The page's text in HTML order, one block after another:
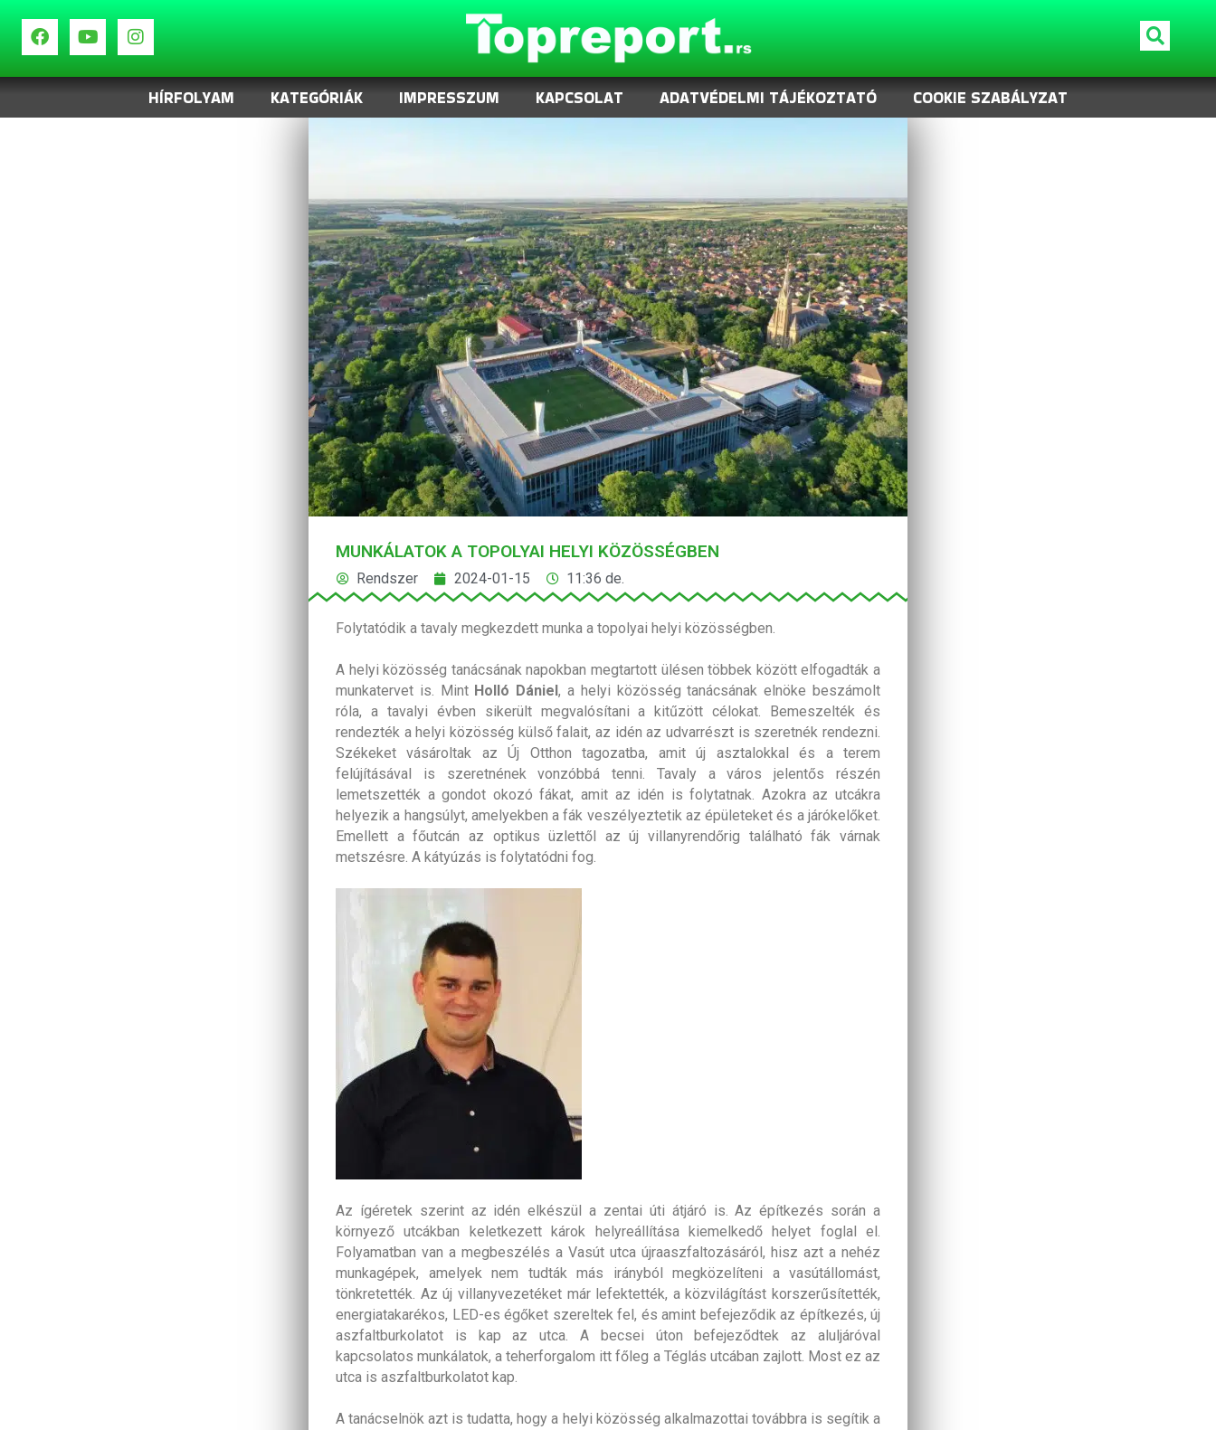
HÍRFOLYAM KATEGÓRIÁK IMPRESSZUM KAPCSOLAT ADATVÉDELMI TÁJÉKOZTATÓ COOKIE SZABÁLYZAT
MUNKÁLATOK A TOPOLYAI HELYI KÖZÖSSÉGBEN
Rendszer 2024-01-15 11:36 de.
Folytatódik a tavaly megkezdett munka a topolyai helyi közösségben.
A helyi közösség tanácsának napokban megtartott ülésen többek között elfogadták a
munkatervet is. Mint Holló Dániel, a helyi közösség tanácsának elnöke beszámolt
róla, a tavalyi évben sikerült megvalósítani a kitűzött célokat. Bemeszelték és
rendezték a helyi közösség külső falait, az idén az udvarrészt is szeretnék rendezni.
Székeket vásároltak az Új Otthon tagozatba, amit új asztalokkal és a terem
felújításával is szeretnének vonzóbbá tenni. Tavaly a város jelentős részén
lemetszették a gondot okozó fákat, amit az idén is folytatnak. Azokra az utcákra
helyezik a hangsúlyt, amelyekben a fák veszélyeztetik az épületeket és a járókelőket.
Emellett a főutcán az optikus üzlettől az új villanyrendőrig található fák várnak
metszésre. A kátyúzás is folytatódni fog.
Az ígéretek szerint az idén elkészül a zentai úti átjáró is. Az építkezés során a
környező utcákban keletkezett károk helyreállítása kiemelkedő helyet foglal el.
Folyamatban van a megbeszélés a Vasút utca újraaszfaltozásáról, hisz azt a nehéz
munkagépek, amelyek nem tudták más irányból megközelíteni a vasútállomást,
tönkretették. Az új villanyvezetéket már lefektették, a közvilágítást korszerűsítették,
energiatakarékos, LED-es égőket szereltek fel, és amint befejeződik az építkezés, új
aszfaltburkolatot is kap az utca. A becsei úton befejeződtek az aluljáróval
kapcsolatos munkálatok, a teherforgalom itt főleg a Téglás utcában zajlott. Most ez az
utca is aszfaltburkolatot kap.
A tanácselnök azt is tudatta, hogy a helyi közösség alkalmazottai továbbra is segítik a